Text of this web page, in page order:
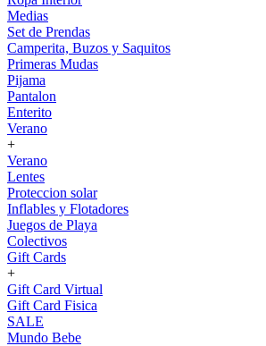
Medias
Set de Prendas
Camperita, Buzos y Saquitos
Primeras Mudas
Pijama
Pantalon
Enterito
Verano
+
Verano
Lentes
Proteccion solar
Inflables y Flotadores
Juegos de Playa
Colectivos
Gift Cards
+
Gift Card Virtual
Gift Card Fisica
SALE
Mundo Bebe